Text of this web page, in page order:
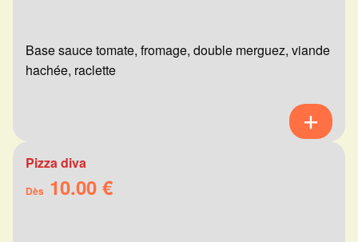
Base sauce tomate, fromage, double merguez, viande
hachée, raclette
Pizza diva
Dès 10.00 €